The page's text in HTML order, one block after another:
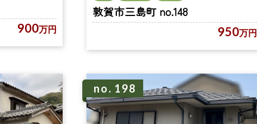
900万円
敦賀市三島町 no.148
950万円
no. 198